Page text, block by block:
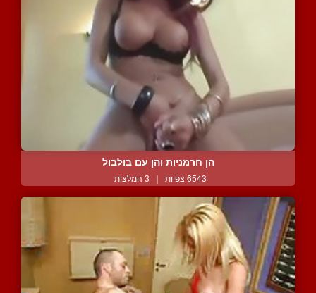
הן חרמניות והן עם בולבול
6543 צפיות | 3 המלצות